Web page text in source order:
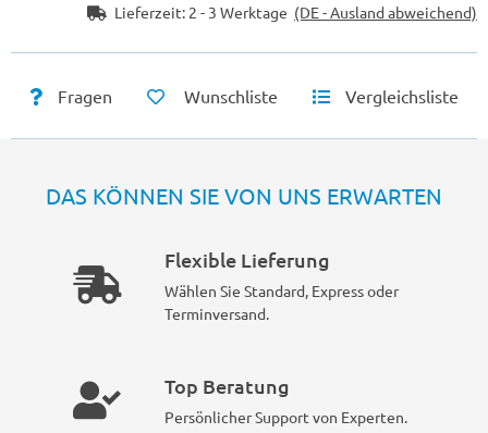
Lieferzeit: 2 - 3 Werktage (DE - Ausland abweichend)
Fragen Wunschliste Vergleichsliste
DAS KÖNNEN SIE VON UNS ERWARTEN
Flexible Lieferung
Wählen Sie Standard, Express oder
Terminversand.
Top Beratung
Persönlicher Support von Experten.